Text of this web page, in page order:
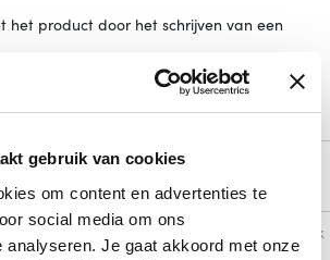
gebruik van cookies
om content en advertenties te
social media om ons
analyseren. Je gaat akkoord met onze
het product door het schrijven van een
Vergelijk